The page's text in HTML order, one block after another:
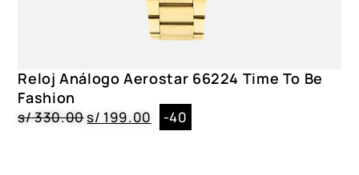
Reloj Análogo Aerostar 66224 Time To Be
Fashion
s/330.00s/ 199.00 -40